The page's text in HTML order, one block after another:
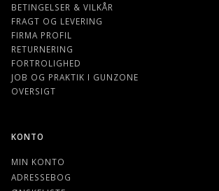
BETINGELSER & VILKÅR
FRAGT OG LEVERING
FIRMA PROFIL
RETURNERING
FORTROLIGHED
JOB OG PRAKTIK I GUNZONE
OVERSIGT
KONTO
MIN KONTO
ADRESSEBOG